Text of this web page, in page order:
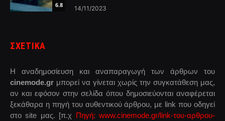
6.8 14/11/2023
ΣΧΕΤΙΚΑ
Η αναδημοσίευση και αναπαραγωγή των άρθρων του
cinemode.gr μπορεί να γίνεται χωρίς την συγκατάθεση μας,
αν και εφόσον στην σελίδα όπου δημοσιεύονται αναφέρεται
ξεκάθαρα η πηγή του αυθεντικού άρθρου, με link που οδηγεί
στο site μας. [π.χ Πηγή: www.cinemode.gr/link-του-αρθρου-